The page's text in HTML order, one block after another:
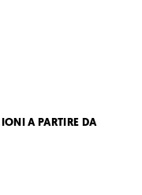
A PARTIRE DA